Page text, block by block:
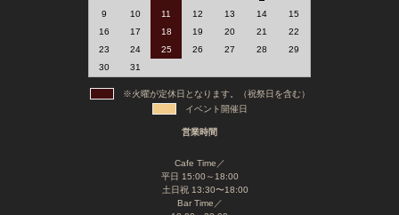
9
10 11 12 13 14
15
16
17 18 19 20 21
22
23
24 25 26 27 28
29
30
31
※火曜が定休日となります。（祝祭日を含む）
イベント開催日
営業時間
Cafe Time／
平日 15:00～18:00
土日祝 13:30〜18:00
Bar Time／